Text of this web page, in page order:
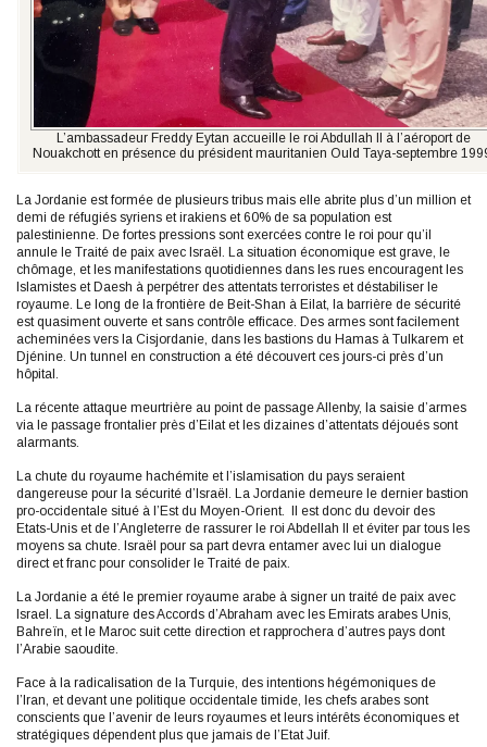
L’ambassadeur Freddy Eytan accueille le roi Abdullah II à l’aéroport de
Nouakchott en présence du président mauritanien Ould Taya-septembre
La Jordanie est formée de plusieurs tribus mais elle abrite plus d’un million et
demi de réfugiés syriens et irakiens et 60% de sa population est
palestinienne. De fortes pressions sont exercées contre le roi pour qu’il
annule le Traité de paix avec Israël. La situation économique est grave, le
chômage, et les manifestations quotidiennes dans les rues encouragent les
Islamistes et Daesh à perpétrer des attentats terroristes et déstabiliser le
royaume. Le long de la frontière de Beit-Shan à Eilat, la barrière de sécurité
est quasiment ouverte et sans contrôle efficace. Des armes sont facilement
acheminées vers la Cisjordanie, dans les bastions du Hamas à Tulkarem et
Djénine. Un tunnel en construction a été découvert ces jours-ci près d’un
hôpital.
La récente attaque meurtrière au point de passage Allenby, la saisie d’armes
via le passage frontalier près d’Eilat et les dizaines d’attentats déjoués sont
alarmants.
La chute du royaume hachémite et l’islamisation du pays seraient
dangereuse pour la sécurité d’Israël. La Jordanie demeure le dernier bastion
pro-occidentale situé à l’Est du Moyen-Orient. Il est donc du devoir des
Etats-Unis et de l’Angleterre de rassurer le roi Abdellah II et éviter par tous les
moyens sa chute. Israël pour sa part devra entamer avec lui un dialogue
direct et franc pour consolider le Traité de paix.
La Jordanie a été le premier royaume arabe à signer un traité de paix avec
Israel. La signature des Accords d’Abraham avec les Emirats arabes Unis,
Bahreïn, et le Maroc suit cette direction et rapprochera d’autres pays dont
l’Arabie saoudite.
Face à la radicalisation de la Turquie, des intentions hégémoniques de
l’Iran, et devant une politique occidentale timide, les chefs arabes sont
conscients que l’avenir de leurs royaumes et leurs intérêts économiques et
stratégiques dépendent plus que jamais de l’Etat Juif.